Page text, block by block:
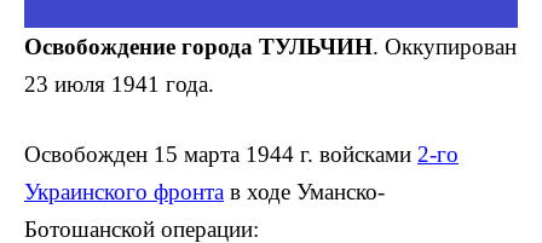
Освобождение города ТУЛЬЧИН. Оккупирован
23 июля 1941 года.
Освобожден 15 марта 1944 г. войсками 2-го
Украинского фронта в ходе Уманско-
Ботошанской операции: